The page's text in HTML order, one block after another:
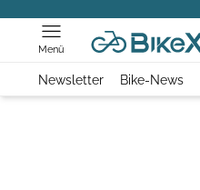
Menü
Newsletter Bike-News